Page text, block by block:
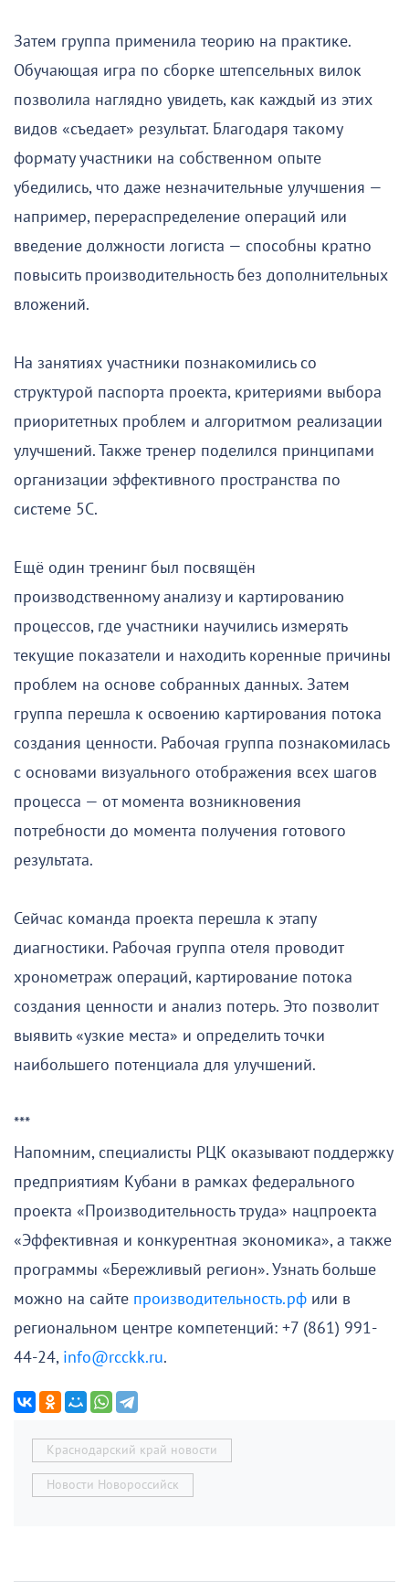
Затем группа применила теорию на практике.
Обучающая игра по сборке штепсельных вилок
позволила наглядно увидеть, как каждый из этих
видов «съедает» результат. Благодаря такому
формату участники на собственном опыте
убедились, что даже незначительные улучшения —
например, перераспределение операций или
введение должности логиста — способны кратно
повысить производительность без дополнительных
вложений.
На занятиях участники познакомились со
структурой паспорта проекта, критериями выбора
приоритетных проблем и алгоритмом реализации
улучшений. Также тренер поделился принципами
организации эффективного пространства по
системе 5С.
Ещё один тренинг был посвящён
производственному анализу и картированию
процессов, где участники научились измерять
текущие показатели и находить коренные причины
проблем на основе собранных данных. Затем
группа перешла к освоению картирования потока
создания ценности. Рабочая группа познакомилась
с основами визуального отображения всех шагов
процесса — от момента возникновения
потребности до момента получения готового
результата.
Сейчас команда проекта перешла к этапу
диагностики. Рабочая группа отеля проводит
хронометраж операций, картирование потока
создания ценности и анализ потерь. Это позволит
выявить «узкие места» и определить точки
наибольшего потенциала для улучшений.
***
Напомним, специалисты РЦК оказывают поддержку
предприятиям Кубани в рамках федерального
проекта «Производительность труда» нацпроекта
«Эффективная и конкурентная экономика», а также
программы «Бережливый регион». Узнать больше
можно на сайте производительность.рф или в
региональном центре компетенций: +7 (861) 991-
44-24, info@rcckk.ru.
Краснодарский край новости
Новости Новороссийск